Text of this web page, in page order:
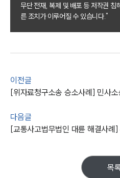
그룹
대륜의
오시
주요 업
사례분석/
법률
고객
무단 전재, 복제 및 배포 등 저작권
른 조치가 이루어질 수 있습니다."
이전글
다음글
목